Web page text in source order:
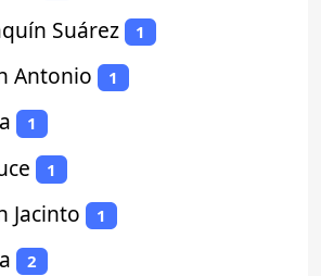
Suárez 1
Antonio 1
1
1
Jacinto 1
2